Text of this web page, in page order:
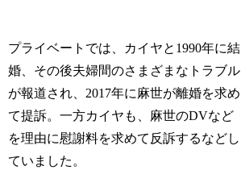
プライベートでは、カイヤと1990年に結
婚、その後夫婦間のさまざまなトラブル
が報道され、2017年に麻世が離婚を求め
て提訴。一方カイヤも、麻世のDVなど
を理由に慰謝料を求めて反訴するなどし
ていました。